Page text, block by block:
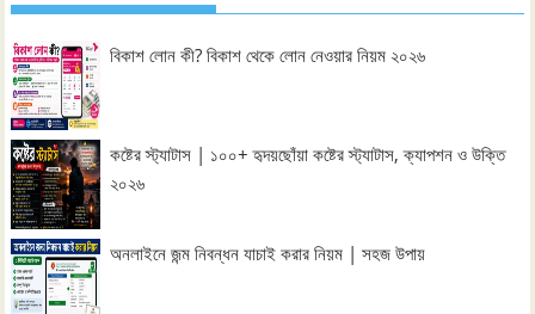
বিকাশ লোন কী? বিকাশ থেকে লোন নেওয়ার নিয়ম ২০২৬
কষ্টের স্ট্যাটাস | ১০০+ হৃদয়ছোঁয়া কষ্টের স্ট্যাটাস, ক্যাপশন ও উক্তি
২০২৬
অনলাইনে জন্ম নিবন্ধন যাচাই করার নিয়ম | সহজ উপায়